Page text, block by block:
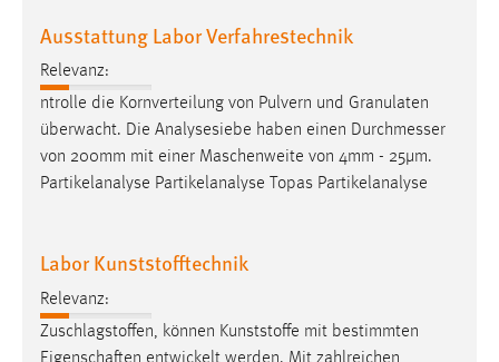
Ausstattung Labor Verfahrestechnik
Relevanz:
ntrolle die Kornverteilung von Pulvern und Granulaten
überwacht. Die Analysesiebe haben einen Durchmesser
von 200mm mit einer Maschenweite von 4mm - 25µm.
Partikelanalyse Partikelanalyse Topas Partikelanalyse
Labor Kunststofftechnik
Relevanz:
Zuschlagstoffen, können Kunststoffe mit bestimmten
EXTERNE MEDIEN
Um Inhalte von Videoplattformen und Social Media
Plattformen anzeigen zu können, werden von diesen
externen Medien Cookies gesetzt.
YouTube